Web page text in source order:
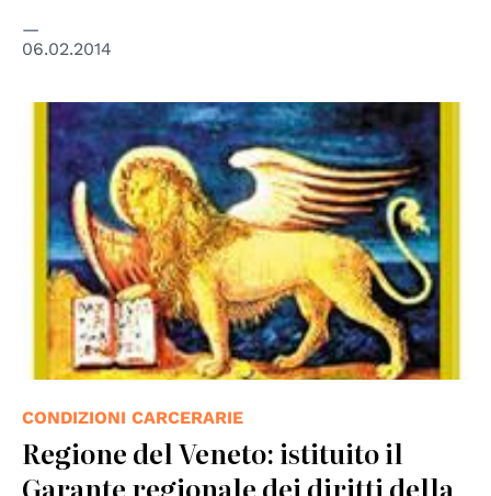
06.02.2014
© Regione del Veneto
CONDIZIONI CARCERARIE
Regione del Veneto: istituito il
Garante regionale dei diritti della